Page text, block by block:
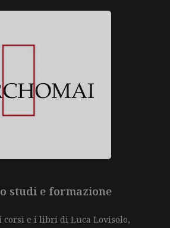
studi e formazione
e i libri di Luca Lovisolo,